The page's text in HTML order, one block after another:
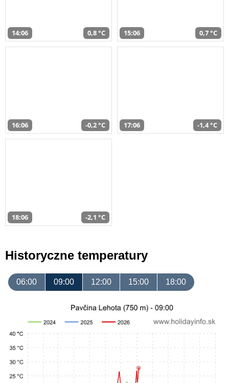
14:06 0,8 °C 15:06 0,7 °C
16:06 -0,2 °C 17:06 -1,4 °C
18:06 -2,1 °C
Historyczne temperatury
06:00 09:00 12:00 15:00 18:00